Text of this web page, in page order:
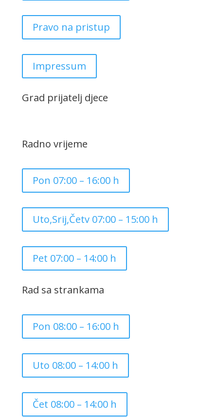
Pravo na pristup
Impressum
Grad prijatelj djece
Radno vrijeme
Pon 07:00 – 16:00 h
Uto,Srij,Četv 07:00 – 15:00 h
Pet 07:00 – 14:00 h
Rad sa strankama
Pon 08:00 – 16:00 h
Uto 08:00 – 14:00 h
Čet 08:00 – 14:00 h